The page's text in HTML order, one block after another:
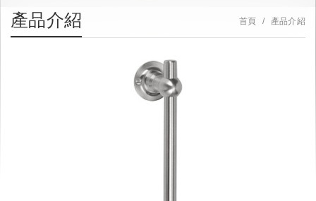
產品介紹 首頁 產品介紹